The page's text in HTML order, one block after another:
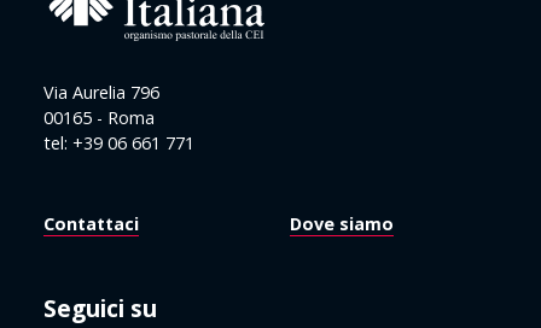
Via Aurelia 796
00165 - Roma
tel: +39 06 661 771
Contattaci Dove siamo
Seguici su